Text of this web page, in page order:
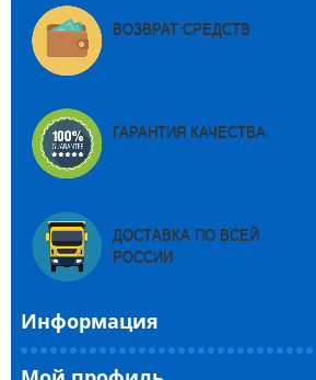
ВОЗВРАТ СРЕДСТВ
ГАРАНТИЯ КАЧЕСТВА
ДОСТАВКА ПО ВСЕЙ
РОССИИ
Информация